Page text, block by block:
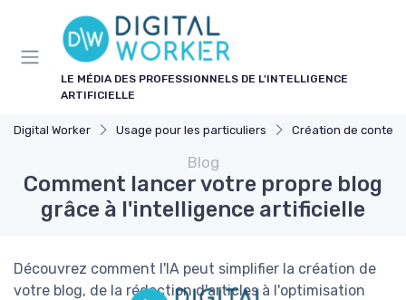
LE MÉDIA DES PROFESSIONNELS DE L'INTELLIGENCE
ARTIFICIELLE
Digital Worker Usage pour les particuliers Création de contenu
Blog
Comment lancer votre propre blog
grâce à l'intelligence artificielle
Découvrez comment l'IA peut simplifier la création de
votre blog, de la rédaction d'articles à l'optimisation